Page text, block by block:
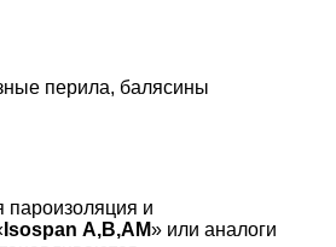
перила, балясины
пароизоляция и
Isospan А,В,АМ» или аналоги